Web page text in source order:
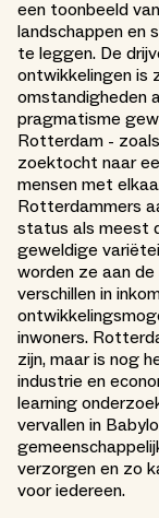
een toonbeeld
landschappen en
te leggen. De
ontwikkelingen is
omstandigheden
pragmatisme
Rotterdam -
zoektocht naar
mensen met
Rotterdammers
status als meest
geweldige
worden ze aan
verschillen in
inwoners.
zijn, maar is nog
industrie en
learning
vervallen in
verzorgen en zo
voor iedereen.